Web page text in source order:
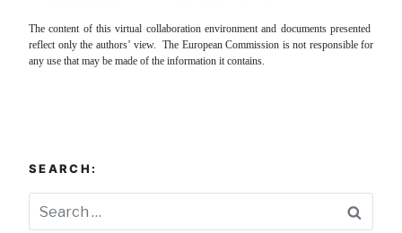
The content of this virtual collaboration environment and documents presented
reflect only the authors’ view. The European Commission is not responsible for
any use that may be made of the information it contains.
SEARCH: